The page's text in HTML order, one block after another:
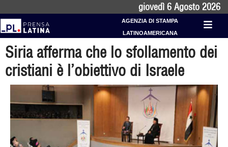
giovedì 6 Agosto 2026
AGENZIA DI STAMPA
LATINOAMERICANA
Siria afferma che lo sfollamento dei
cristiani è l’obiettivo di Israele